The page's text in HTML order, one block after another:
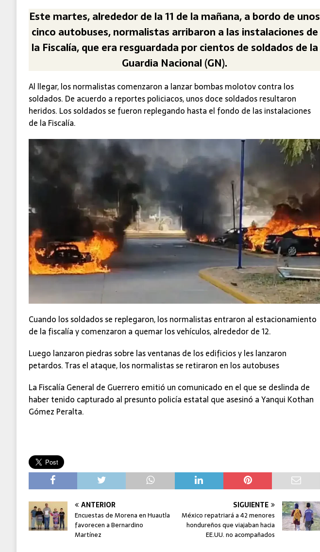
Este martes, alrededor de la 11 de la mañana, a bordo de unos
cinco autobuses, normalistas arribaron a las instalaciones de
la Fiscalía, que era resguardada por cientos de soldados de la
Guardia Nacional (GN).
Al llegar, los normalistas comenzaron a lanzar bombas molotov contra los
soldados. De acuerdo a reportes policiacos, unos doce soldados resultaron
heridos. Los soldados se fueron replegando hasta el fondo de las instalaciones
de la Fiscalía.
Cuando los soldados se replegaron, los normalistas entraron al estacionamiento
de la fiscalía y comenzaron a quemar los vehículos, alrededor de 12.
Luego lanzaron piedras sobre las ventanas de los edificios y les lanzaron
petardos. Tras el ataque, los normalistas se retiraron en los autobuses
La Fiscalía General de Guerrero emitió un comunicado en el que se deslinda de
haber tenido capturado al presunto policía estatal que asesinó a Yanqui Kothan
Gómez Peralta.
ANTERIOR
Encuestas de Morena en Huautla
favorecen a Bernardino
Martínez
SIGUIENTE
México repatriará a 42 menores
hondureños que viajaban hacia
EE.UU. no acompañados